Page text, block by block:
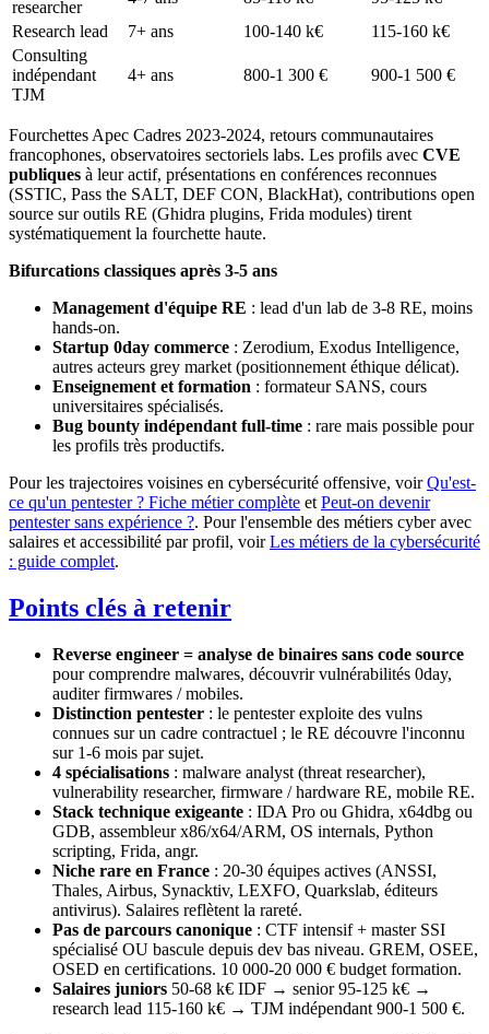
researcher
Research lead
7+ ans 100-140 k€
115-160 k€
Consulting
indépendant
TJM
4+ ans 800-1 300 € 900-1 500 €
Fourchettes Apec Cadres 2023-2024, retours communautaires
francophones, observatoires sectoriels labs. Les profils avec CVE
publiques à leur actif, présentations en conférences reconnues
(SSTIC, Pass the SALT, DEF CON, BlackHat), contributions open
source sur outils RE (Ghidra plugins, Frida modules) tirent
systématiquement la fourchette haute.
Bifurcations classiques après 3-5 ans
Management d'équipe RE : lead d'un lab de 3-8 RE, moins
hands-on.
Startup 0day commerce : Zerodium, Exodus Intelligence,
autres acteurs grey market (positionnement éthique délicat).
Enseignement et formation : formateur SANS, cours
universitaires spécialisés.
Bug bounty indépendant full-time : rare mais possible pour
les profils très productifs.
Pour les trajectoires voisines en cybersécurité offensive, voirQu'est-
ce qu'un pentester ? Fiche métier complète et Peut-on devenir
pentester sans expérience ?. Pour l'ensemble des métiers cyber avec
salaires et accessibilité par profil, voirLes métiers de la cybersécurité
: guide complet.
Points clés à retenir
Reverse engineer = analyse de binaires sans code source
pour comprendre malwares, découvrir vulnérabilités 0day,
auditer firmwares / mobiles.
Distinction pentester : le pentester exploite des vulns
connues sur un cadre contractuel ; le RE découvre l'inconnu
sur 1-6 mois par sujet.
4 spécialisations : malware analyst (threat researcher),
vulnerability researcher, firmware / hardware RE, mobile RE.
Stack technique exigeante : IDA Pro ou Ghidra, x64dbg ou
GDB, assembleur x86/x64/ARM, OS internals, Python
scripting, Frida, angr.
Niche rare en France : 20-30 équipes actives (ANSSI,
Thales, Airbus, Synacktiv, LEXFO, Quarkslab, éditeurs
antivirus). Salaires reflètent la rareté.
Pas de parcours canonique : CTF intensif + master SSI
spécialisé OU bascule depuis dev bas niveau. GREM, OSEE,
OSED en certifications. 10 000-20 000 € budget formation.
Salaires juniors 50-68 k€ IDF → senior 95-125 k€ →
research lead 115-160 k€ → TJM indépendant 900-1 500 €.